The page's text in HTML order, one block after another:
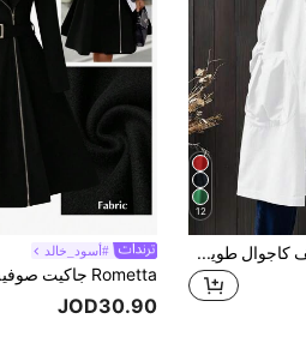
12
SHEIN LUNE معطف كاجوال طويل مقاس كبير مع جيوب كبيرة وقبعة #أسود_خالد
JOD30.90